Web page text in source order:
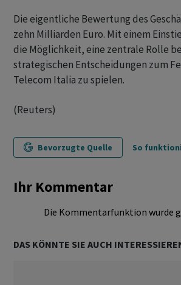
Die eigentliche Bewertung des
zehn Milliarden Euro. Mit einem
die Möglichkeit, eine zentrale Rolle
strategischen Entscheidungen zum
Telecom Italia zu spielen.
(Reuters)
Bevorzugte Quelle So
Ihr Kommentar
Die Kommentarfunktion wurde
DAS KÖNNTE SIE AUCH